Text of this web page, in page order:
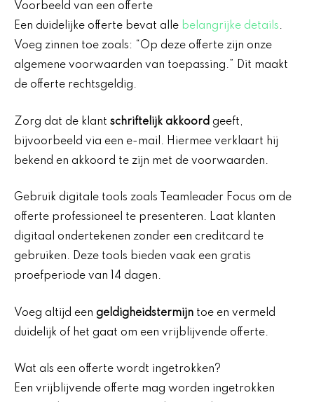
Voorbeeld van een offerte
Een duidelijke offerte bevat alle belangrijke details.
Voeg zinnen toe zoals: “Op deze offerte zijn onze
algemene voorwaarden van toepassing.” Dit maakt
de offerte rechtsgeldig.
Zorg dat de klant schriftelijk akkoord geeft,
bijvoorbeeld via een e-mail. Hiermee verklaart hij
bekend en akkoord te zijn met de voorwaarden.
Gebruik digitale tools zoals Teamleader Focus om de
offerte professioneel te presenteren. Laat klanten
digitaal ondertekenen zonder een creditcard te
gebruiken. Deze tools bieden vaak een gratis
proefperiode van 14 dagen.
Voeg altijd een geldigheidstermijn toe en vermeld
duidelijk of het gaat om een vrijblijvende offerte.
Wat als een offerte wordt ingetrokken?
Een vrijblijvende offerte mag worden ingetrokken